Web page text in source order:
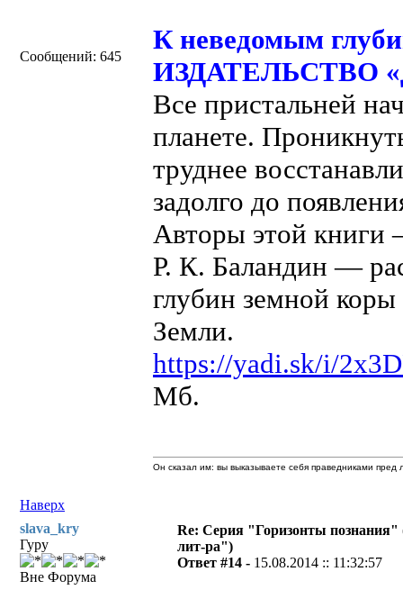
Сообщений: 645
К неведомым
ИЗДАТЕЛЬСТВО
Все пристальней
планете.
труднее
задолго до
Авторы этой книги
Р. К. Баландин —
глубин земной
Земли.
https://yadi.sk/i/
Мб.
Наверх
Он сказал им: вы выказываете себя праведниками
slava_kry
Гуру
Вне Форума
Re: Серия "Горизонты познания"
лит-ра")
Ответ #14 - 15.08.2014 :: 11:32:57